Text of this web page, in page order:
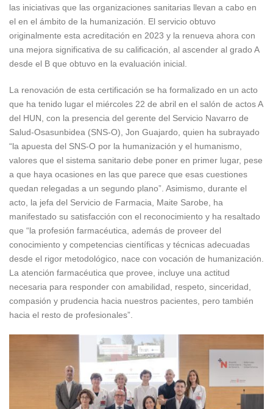
las iniciativas que las organizaciones sanitarias llevan a cabo en
el en el ámbito de la humanización. El servicio obtuvo
originalmente esta acreditación en 2023 y la renueva ahora con
una mejora significativa de su calificación, al ascender al grado A
desde el B que obtuvo en la evaluación inicial.
La renovación de esta certificación se ha formalizado en un acto
que ha tenido lugar el miércoles 22 de abril en el salón de actos A
del HUN, con la presencia del gerente del Servicio Navarro de
Salud-Osasunbidea (SNS-O), Jon Guajardo, quien ha subrayado
“la apuesta del SNS-O por la humanización y el humanismo,
valores que el sistema sanitario debe poner en primer lugar, pese
a que haya ocasiones en las que parece que esas cuestiones
quedan relegadas a un segundo plano”. Asimismo, durante el
acto, la jefa del Servicio de Farmacia, Maite Sarobe, ha
manifestado su satisfacción con el reconocimiento y ha resaltado
que “la profesión farmacéutica, además de proveer del
conocimiento y competencias científicas y técnicas adecuadas
desde el rigor metodológico, nace con vocación de humanización.
La atención farmacéutica que provee, incluye una actitud
necesaria para responder con amabilidad, respeto, sinceridad,
compasión y prudencia hacia nuestros pacientes, pero también
hacia el resto de profesionales”.